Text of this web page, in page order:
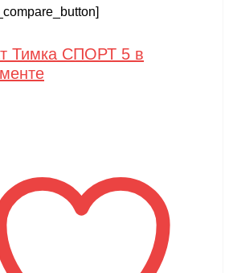
Тимка СПОРТ 5 в